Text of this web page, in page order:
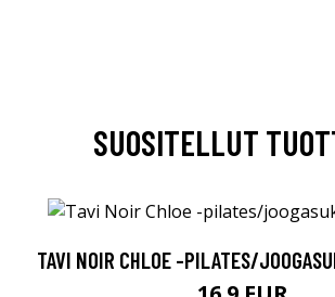
SUOSITELLUT
TAVI NOIR CHLOE -PILATES/